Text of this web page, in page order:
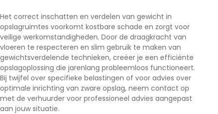
Het correct inschatten en verdelen van gewicht in
opslagruimtes voorkomt kostbare schade en zorgt voor
veilige werkomstandigheden. Door de draagkracht van
vloeren te respecteren en slim gebruik te maken van
gewichtsverdelende technieken, creëer je een efficiënte
opslagoplossing die jarenlang probleemloos functioneert.
Bij twijfel over specifieke belastingen of voor advies over
optimale inrichting van zware opslag, neem contact op
met de verhuurder voor professioneel advies aangepast
aan jouw situatie.